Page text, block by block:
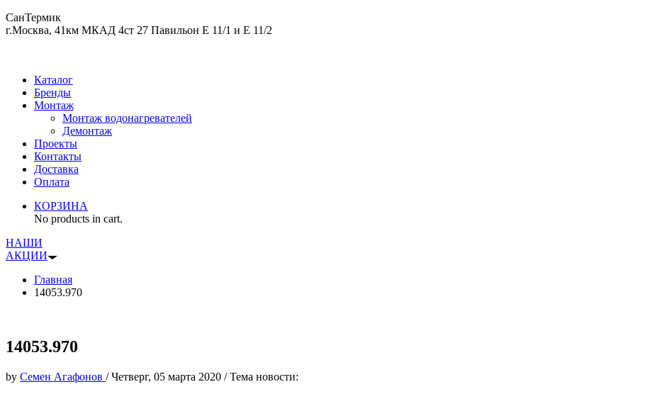
СанТермик
г.Москва, 41км МКАД 4ст 27 Павильон Е 11/1 и Е 11/2
Каталог
Бренды
Монтаж
Монтаж водонагревателей
Демонтаж
Проекты
Контакты
Доставка
Оплата
КОРЗИНА
No products in cart.
НАШИ
АКЦИИ
Главная
14053.970
14053.970
by Семен Агафонов /Четверг, 05 марта 2020 /Тема новости: